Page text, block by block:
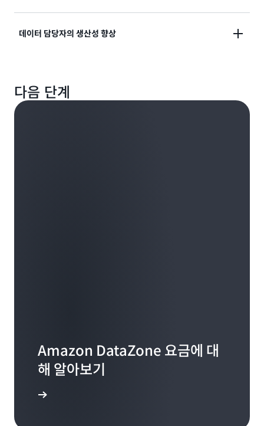
있습니다.
도메인을 소유하고 제어할 수 있는 권한을 각 사업부
데이터 담당자의 생산성 향상
고 통합 도구 또는 사용자 지정 도구를 사용하여 원하는
도구로 원활하게 전환할 수 있습니다.
다음 단계
Amazon DataZone 요금에 대
해 알아보기